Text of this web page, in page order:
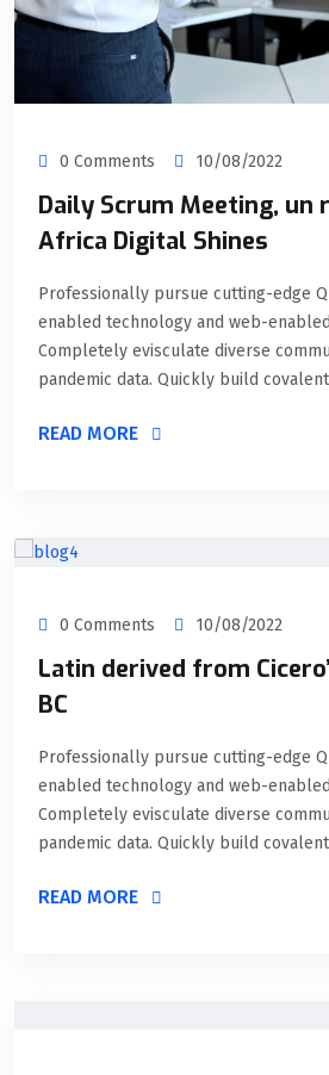
0 Comments 10/08/2022
Daily Scrum Meeting, un
Africa Digital Shines
Professionally pursue cutting-edge
enabled technology and web-
Completely evisculate diverse
pandemic data. Quickly build
READ MORE
0 Comments 10/08/2022
Latin derived from
BC
Professionally pursue cutting-edge
enabled technology and web-
Completely evisculate diverse
pandemic data. Quickly build
READ MORE